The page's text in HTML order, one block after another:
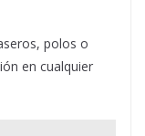
polos o
en cualquier